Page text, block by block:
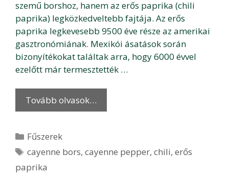
szemű borshoz, hanem az erős paprika (chili
paprika) legközkedveltebb fajtája. Az erős
paprika legkevesebb 9500 éve része az amerikai
gasztronómiának. Mexikói ásatások során
bizonyítékokat találtak arra, hogy 6000 évvel
ezelőtt már termesztették …
Tovább olvasok…
Kategória
Fűszerek
Címkék
cayenne bors,cayenne pepper,chili,erős
paprika